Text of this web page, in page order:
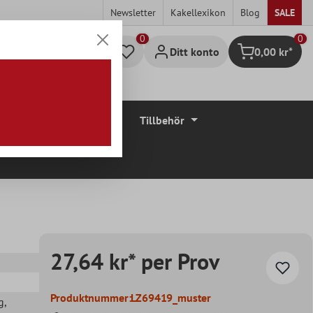
Newsletter Kakellexikon Blog SALE
Ditt konto Kundvagn
0
0,00 kr*
Tillbehör
,
27,64 kr* per Prov
Produktnummer:LZ69419_muster